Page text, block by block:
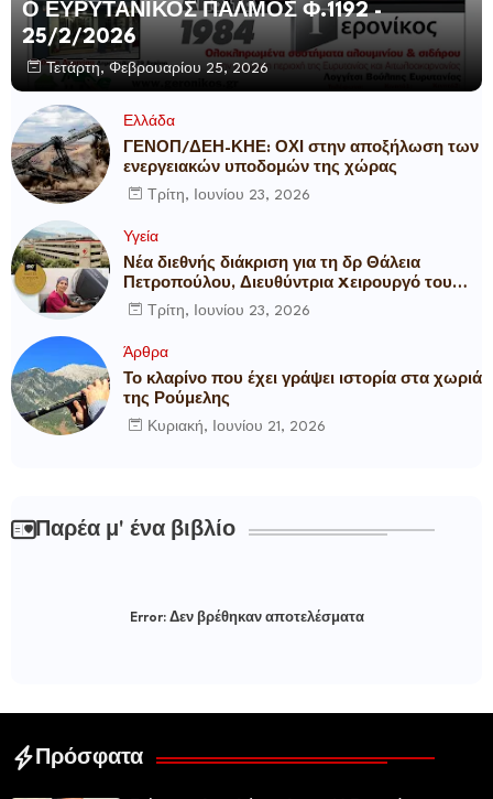
Ο ΕΥΡΥΤΑΝΙΚΟΣ ΠΑΛΜΟΣ Φ.1192 -
25/2/2026
Τετάρτη, Φεβρουαρίου 25, 2026
Ελλάδα
ΓΕΝΟΠ/ΔΕΗ-ΚΗΕ: ΟΧΙ στην αποξήλωση των
ενεργειακών υποδομών της χώρας
Τρίτη, Ιουνίου 23, 2026
Υγεία
Νέα διεθνής διάκριση για τη δρ Θάλεια
Πετροπούλου, Διευθύντρια Xειρουργό του
Metropolitan General
Τρίτη, Ιουνίου 23, 2026
Άρθρα
Το κλαρίνο που έχει γράψει ιστορία στα χωριά
της Ρούμελης
Κυριακή, Ιουνίου 21, 2026
Παρέα μ' ένα βιβλίο
Error:Δεν βρέθηκαν αποτελέσματα
Πρόσφατα